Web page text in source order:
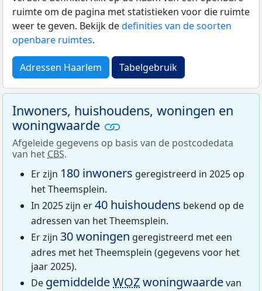
ruimte om de pagina met statistieken voor die ruimte
weer te geven. Bekijk dedefinities van de soorten
openbare ruimtes.
Adressen Haarlem Tabelgebruik
Inwoners, huishoudens, woningen en
woningwaarde
Afgeleide gegevens op basis van de postcodedata
van het CBS.
Er zijn 180 inwoners geregistreerd in 2025 op
het Theemsplein.
In 2025 zijn er40 huishoudens bekend op de
adressen van het Theemsplein.
Er zijn 30 woningen geregistreerd met een
adres met het Theemsplein (gegevens voor het
jaar 2025).
De gemiddeldeWOZwoningwaardevan